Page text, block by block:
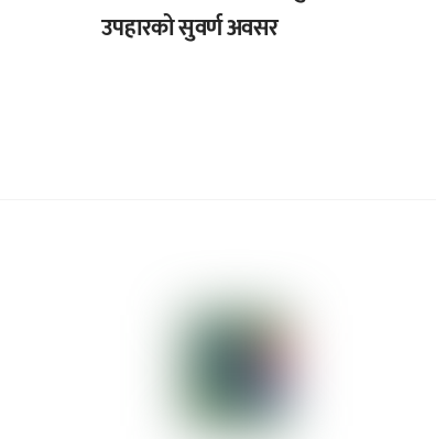
उपहारको सुवर्ण अवसर